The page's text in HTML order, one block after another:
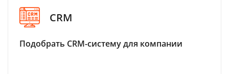
CRM
Подобрать CRM-систему для компании